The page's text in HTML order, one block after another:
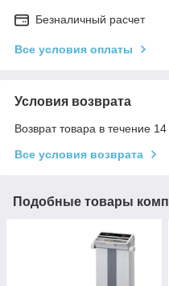
Безналичный расчет
Все условия оплаты
Условия возврата
Возврат товара в течение
Все условия возврата
Подобные товары